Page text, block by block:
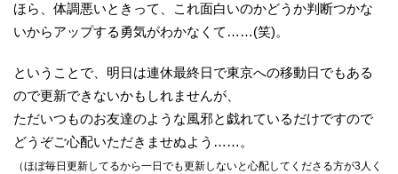
ほら、体調悪いときって、これ面白いのかどうか判断つかな
いからアップする勇気がわかなくて……(笑)。
ということで、明日は連休最終日で東京への移動日でもある
ので更新できないかもしれませんが、
ただいつものお友達のような風邪と戯れているだけですので
どうぞご心配いただきませぬよう……。
（ほぼ毎日更新してるから一日でも更新しないと心配してくださる方が3人く